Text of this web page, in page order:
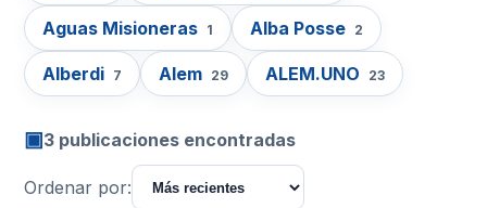
Aguas Misioneras 1 Alba Posse 2
Alberdi 7 Alem 29 ALEM.UNO 23
▣3 publicaciones encontradas
Ordenar por: